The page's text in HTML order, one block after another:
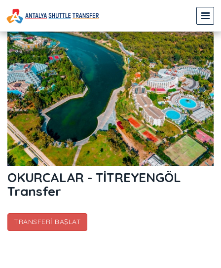
OKURCALAR - TİTREYENGÖL
Transfer
TRANSFERI BAŞLAT